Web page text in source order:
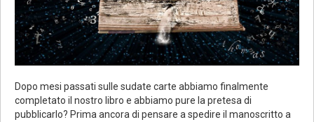
Dopo mesi passati sulle sudate carte abbiamo finalmente
completato il nostro libro e abbiamo pure la pretesa di
pubblicarlo? Prima ancora di pensare a spedire il manoscritto a